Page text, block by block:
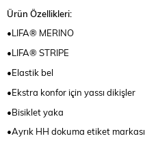
Ürün Özellikleri:
•LIFA® MERINO
•LIFA® STRIPE
•Elastik bel
•Ekstra konfor için yassı dikişler
•Bisiklet yaka
•Ayrık HH dokuma etiket markası